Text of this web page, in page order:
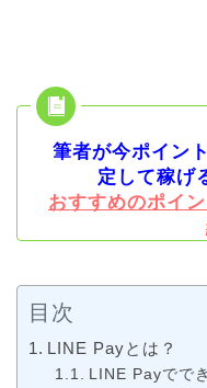
筆者が今ポイン
定して稼げ
おすすめのポイ
目次
LINE Payとは？
LINE Payでで